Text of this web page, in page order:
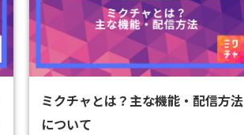
ミクチャとは？主な機能・配信方法
について